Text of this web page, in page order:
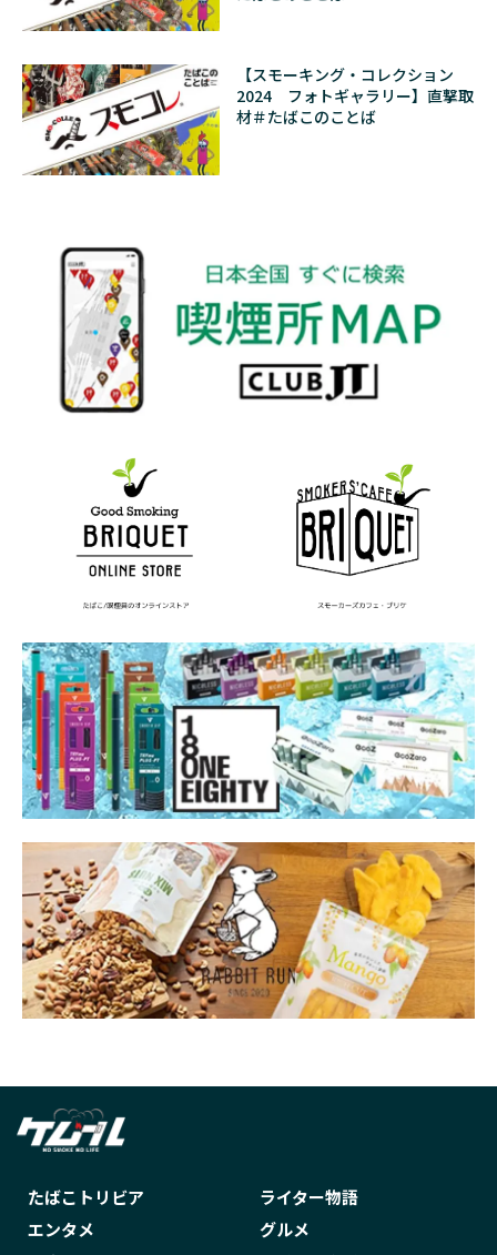
【スモーキング・コレクション
2024 フォトギャラリー】直撃取
材＃たばこのことば
たばこトリビア
ライター物語
エンタメ
グルメ